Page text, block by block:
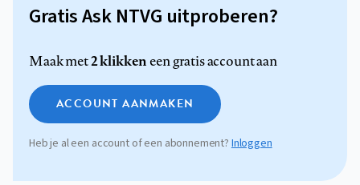
Gratis Ask NTVG uitproberen?
Maak met2 klikkeneen gratis account aan
ACCOUNT AANMAKEN
Heb je al een account of een abonnement?Inloggen